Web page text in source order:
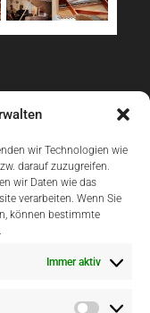
wir Technologien wie
darauf zuzugreifen.
wir Daten wie das
verarbeiten. Wenn Sie
können bestimmte
Immer aktiv